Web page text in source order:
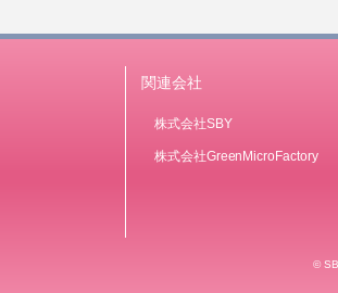
関連会社
株式会社SBY
株式会社GreenMicroFactory
©